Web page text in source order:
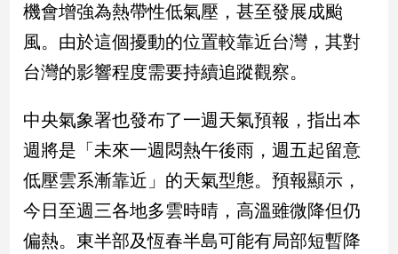
兩
岸/
國
際
會/
地
方
新
冠
毒
機會增強為熱帶性低氣壓，甚至發展成颱
風。由於這個擾動的位置較靠近台灣，其對
台灣的影響程度需要持續追蹤觀察。
中央氣象署也發布了一週天氣預報，指出本
週將是「未來一週悶熱午後雨，週五起留意
低壓雲系漸靠近」的天氣型態。預報顯示，
今日至週三各地多雲時晴，高溫雖微降但仍
偏熱。東半部及恆春半島可能有局部短暫降